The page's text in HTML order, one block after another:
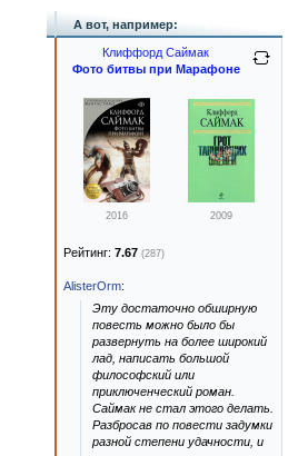
А вот, например:
Клиффорд Саймак
Фото битвы при Марафоне
2016 2009
Рейтинг: 7.67 (287)
AlisterOrm:
Эту достаточно обширную
повесть можно было бы
развернуть на более широкий
лад, написать большой
философский или
приключенческий роман.
Саймак не стал этого делать.
Разбросав по повести задумки
разной степени удачности, и